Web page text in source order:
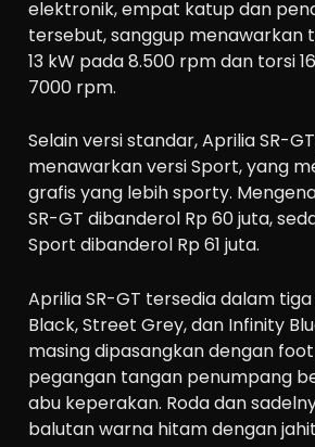
elektronik, empat katup dan
tersebut, sanggup menawarkan
13 kW pada 8.500 rpm dan torsi
7000 rpm.
Selain versi standar, Aprilia SR-
menawarkan versi Sport, yang
grafis yang lebih sporty.
SR-GT dibanderol Rp 60 juta,
Sport dibanderol Rp 61 juta.
Aprilia SR-GT tersedia dalam
Black, Street Grey, dan Infinity
masing dipasangkan dengan
pegangan tangan penumpang
abu keperakan. Roda dan
balutan warna hitam dengan